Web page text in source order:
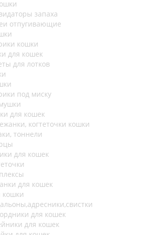
запаха
отпугивающие
кошки
для кошек
для лотков
под миску
для кошек
когтеточки кошки
тоннели
для кошек
для кошек
кошки
для кошек
для кошек